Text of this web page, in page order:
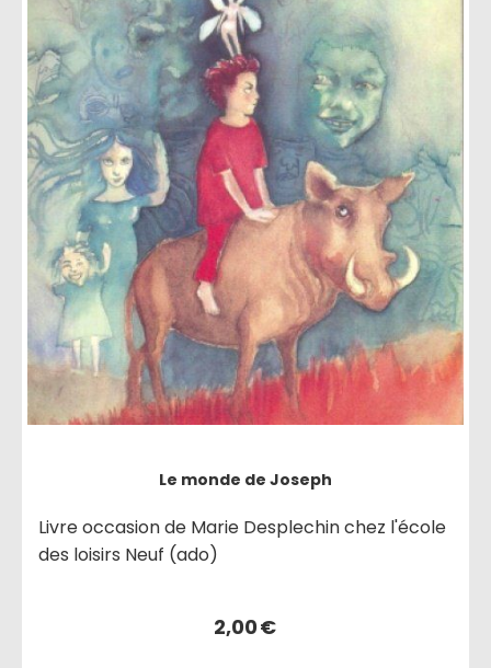
Le monde de Joseph
Livre occasion de Marie Desplechin chez l'école
des loisirs Neuf (ado)
2,00€